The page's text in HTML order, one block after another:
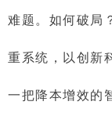
难题。如何破局
重系统，以创新
一把降本增效的